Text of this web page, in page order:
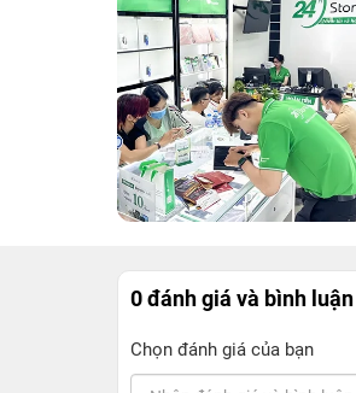
0 đánh giá và bình luận
Chọn đánh giá của bạn